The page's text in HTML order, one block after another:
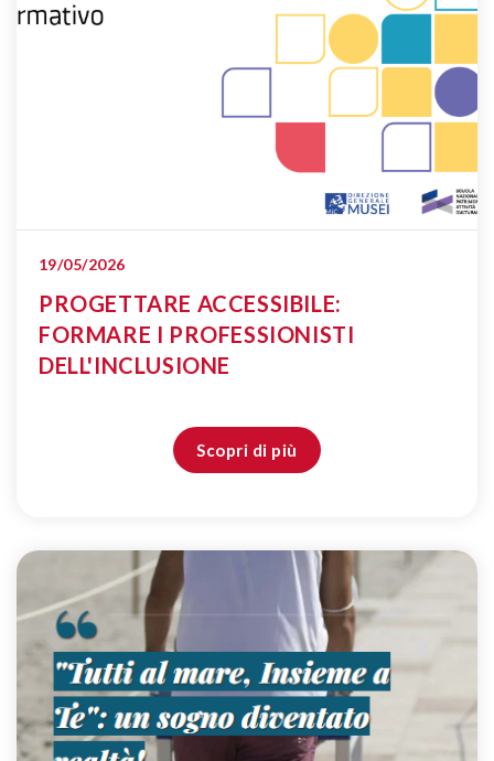
19/05/2026
PROGETTARE ACCESSIBILE:
FORMARE I PROFESSIONISTI
DELL'INCLUSIONE
Scopri di più